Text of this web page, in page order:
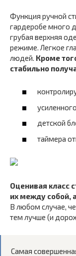
Функция ручной
гардеробе много
грубая верхняя
режиме. Легкое
людей. Кроме
стабильно
детской
таймера
Оценивая класс
их между собой,
В любом случае,
тем лучше (и
Самая